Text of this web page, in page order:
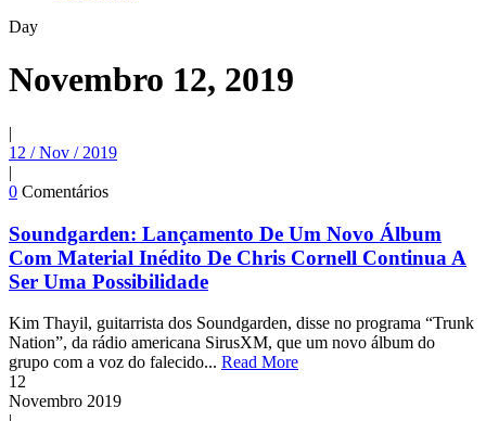
Day
Novembro 12, 2019
|
12 / Nov / 2019
|
0 Comentários
Soundgarden: Lançamento De Um Novo Álbum
Com Material Inédito De Chris Cornell Continua A
Ser Uma Possibilidade
Kim Thayil, guitarrista dos Soundgarden, disse no programa “Trunk
Nation”, da rádio americana SirusXM, que um novo álbum do
grupo com a voz do falecido... Read More
12
Novembro 2019